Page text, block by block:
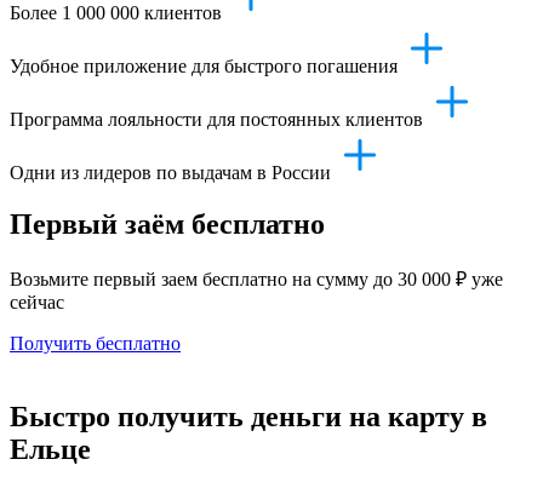
Более 1 000 000 клиентов
Удобное приложение для быстрого погашения
Программа лояльности для постоянных клиентов
Одни из лидеров по выдачам в России
Первый заём бесплатно
Возьмите первый заем бесплатно на сумму до 30 000 ₽ уже
сейчас
Получить бесплатно
Быстро получить деньги на карту в
Ельце